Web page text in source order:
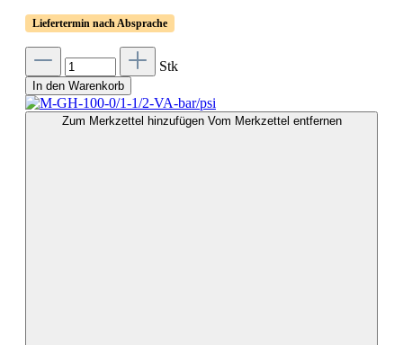
Liefertermin nach Absprache
Stk
In den Warenkorb
Zum Merkzettel hinzufügen Vom Merkzettel entfernen